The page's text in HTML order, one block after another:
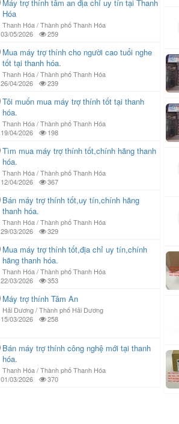
Máy trợ thính tâm an địa chỉ uy tín tại Thanh
Hóa
Thanh Hóa / Thành phố Thanh Hóa
03/05/2026
259
Mua máy trợ thính cho người cao tuổi nghe
tốt tại thanh hóa.
Thanh Hóa / Thành phố Thanh Hóa
26/04/2026
239
Tôi muốn mua máy trợ thính tốt tại thanh
hóa.
Thanh Hóa / Thành phố Thanh Hóa
19/04/2026
198
Tìm mua máy trợ thính tốt,chính hãng thanh
hóa.
Thanh Hóa / Thành phố Thanh Hóa
12/04/2026
367
Bán máy trợ thính tốt,uy tín,chính hãng
thanh hóa.
Thanh Hóa / Thành phố Thanh Hóa
29/03/2026
329
Mua máy trợ thính tốt,địa chỉ uy tín,chính
hãng thanh hóa.
Thanh Hóa / Thành phố Thanh Hóa
22/03/2026
353
Máy trợ thính Tâm An
Hải Dương / Thành phố Hải Dương
15/03/2026
258
Bán máy trợ thính công nghệ mới tại thanh
hóa.
Thanh Hóa / Thành phố Thanh Hóa
01/03/2026
370